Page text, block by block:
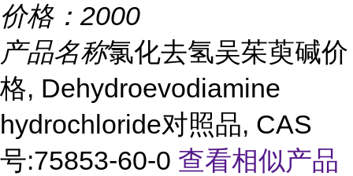
价格： 2000
产品名称氯化去氢吴茱萸碱价
格, Dehydroevodiamine
hydrochloride对照品, CAS
号:75853-60-0 查看相似产品